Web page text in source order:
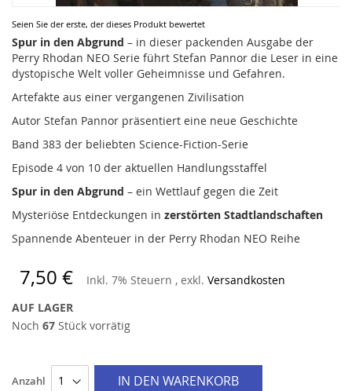
Seien Sie der erste, der dieses Produkt bewertet
Spur in den Abgrund – in dieser packenden Ausgabe der
Perry Rhodan NEO Serie führt Stefan Pannor die Leser in eine
dystopische Welt voller Geheimnisse und Gefahren.
Artefakte aus einer vergangenen Zivilisation
Autor Stefan Pannor präsentiert eine neue Geschichte
Band 383 der beliebten Science-Fiction-Serie
Episode 4 von 10 der aktuellen Handlungsstaffel
Spur in den Abgrund – ein Wettlauf gegen die Zeit
Mysteriöse Entdeckungen in zerstörten Stadtlandschaften
Spannende Abenteuer in der Perry Rhodan NEO Reihe
7,50 € Inkl. 7% Steuern , exkl. Versandkosten
AUF LAGER
Noch 67 Stück vorrätig
Anzahl IN DEN WARENKORB
Zum
Anfang
der
Bildergalerie
springen